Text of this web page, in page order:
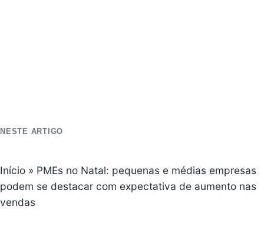
NESTE ARTIGO
Início » PMEs no Natal: pequenas e médias empresas
podem se destacar com expectativa de aumento nas
vendas